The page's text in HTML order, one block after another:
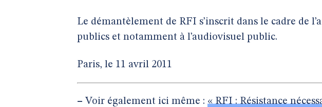
Le démantèlement de RFI s’inscrit dans le cadre de
publics et notamment à l’audiovisuel public.
Paris, le 11 avril 2011
– Voir également ici même : « RFI : Résistance